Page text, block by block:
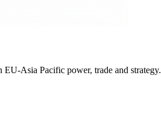
Asia Pacific power, trade and strategy.